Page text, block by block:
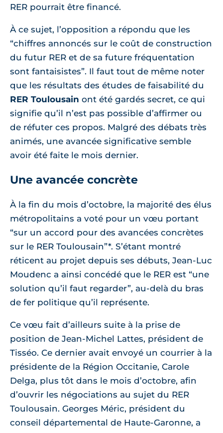
RER pourrait être financé.
À ce sujet, l’opposition a répondu que les
“chiffres annoncés sur le coût de construction
du futur RER et de sa future fréquentation
sont fantaisistes”. Il faut tout de même noter
que les résultats des études de faisabilité du
RER Toulousain ont été gardés secret, ce qui
signifie qu’il n’est pas possible d’affirmer ou
de réfuter ces propos. Malgré des débats très
animés, une avancée significative semble
avoir été faite le mois dernier.
Une avancée concrète
À la fin du mois d’octobre, la majorité des élus
métropolitains a voté pour un vœu portant
“sur un accord pour des avancées concrètes
sur le RER Toulousain”*. S’étant montré
réticent au projet depuis ses débuts, Jean-Luc
Moudenc a ainsi concédé que le RER est “une
solution qu’il faut regarder”, au-delà du bras
de fer politique qu’il représente.
Ce vœu fait d’ailleurs suite à la prise de
position de Jean-Michel Lattes, président de
Tisséo. Ce dernier avait envoyé un courrier à la
présidente de la Région Occitanie, Carole
Delga, plus tôt dans le mois d’octobre, afin
d’ouvrir les négociations au sujet du RER
Toulousain. Georges Méric, président du
conseil départemental de Haute-Garonne, a